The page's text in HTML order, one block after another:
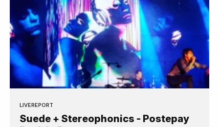
LIVEREPORT
Suede + Stereophonics - Postepay